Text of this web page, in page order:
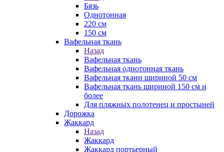
Бязь
Однотонная
220 см
150 см
Вафельная ткань
Назад
Вафельная ткань
Вафельная однотонная ткань
Вафельная ткани шириной 50 см
Вафельная ткань шириной 150 см и
более
Для пляжных полотенец и простыней
Дорожка
Жаккард
Назад
Жаккард
Жаккард портьерный